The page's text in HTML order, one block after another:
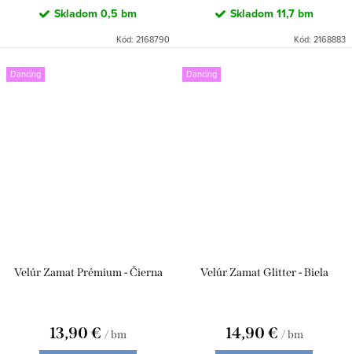
Skladom 0,5 bm
Kód: 2168790
Skladom 11,7 bm
Kód: 2168883
Dancing
Velúr Zamat Prémium - Čierna
13,90 € / bm
Dancing
Velúr Zamat Glitter - Biela
14,90 € / bm